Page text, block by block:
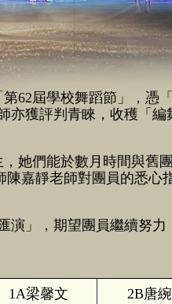
62屆學校舞蹈節」，憑
亦獲評判青睞，收穫「編
她們能於數月時間與舊
嘉靜老師對團員的悉心
演」，期望團員繼續努力
1A梁馨文 2B唐